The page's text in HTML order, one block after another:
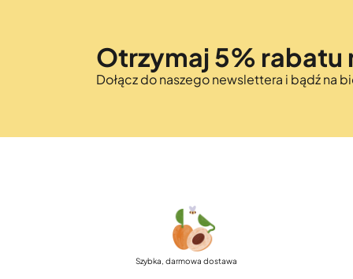
Otrzymaj 5% rabatu
Dołącz do naszego newslettera i bądź na
Szybka, darmowa dostawa